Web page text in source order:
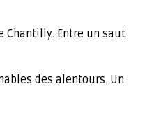
Chantilly. Entre un saut
des alentours. Un